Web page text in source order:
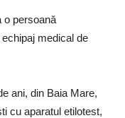
o persoană
medical de
ani, din Baia Mare,
cu aparatul etilotest,